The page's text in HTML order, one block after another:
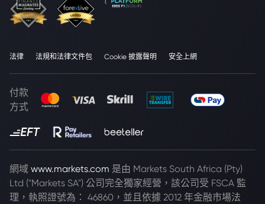
法律 法規和法律文件包 Cookie 披露聲明 安全上網
付款
方式
網域 www.markets.com 是由 Markets South Africa (Pty)
Ltd ("Markets SA") 公司完全獨家經營，該公司受 FSCA 監
理，執照證號為： 46860，並且依據 2012 年金融市場法